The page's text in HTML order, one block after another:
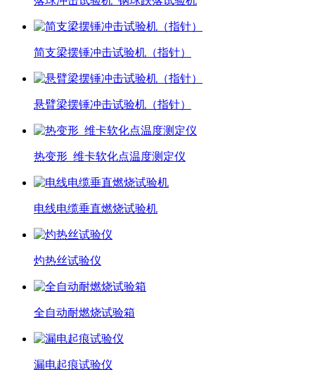
简支梁摆锤冲击试验机（指针）
悬臂梁摆锤冲击试验机（指针）
热变形_维卡软化点温度测定仪
电线电缆垂直燃烧试验机
灼热丝试验仪
全自动耐燃烧试验箱
漏电起痕试验仪